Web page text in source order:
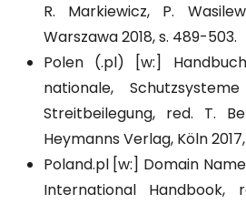
R. Markiewicz, P.
Warszawa 2018, s. 489-503.
Polen (.pl) [w:]
nationale,
Streitbeilegung, red. T.
Heymanns Verlag, Köln
Poland.pl [w:] Domain
International Handbook,